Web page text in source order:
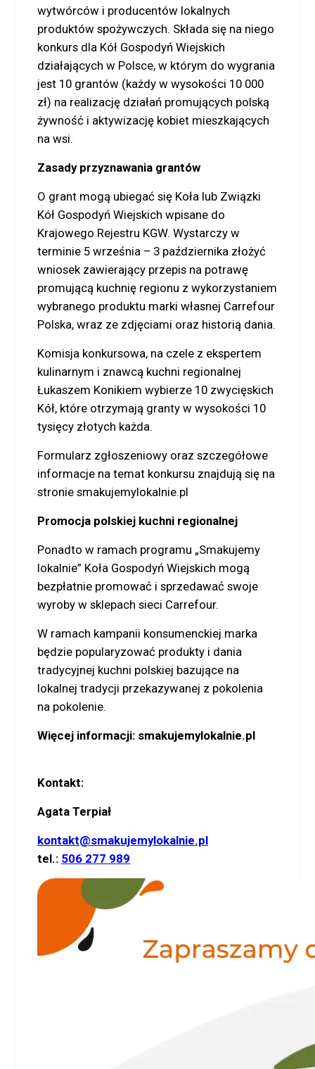
wytwórców i producentów lokalnych
produktów spożywczych. Składa się na niego
konkurs dla Kół Gospodyń Wiejskich
działających w Polsce, w którym do wygrania
jest 10 grantów (każdy w wysokości 10 000
zł) na realizację działań promujących polską
żywność i aktywizację kobiet mieszkających
na wsi.
Zasady przyznawania grantów
O grant mogą ubiegać się Koła lub Związki
Kół Gospodyń Wiejskich wpisane do
Krajowego Rejestru KGW. Wystarczy w
terminie 5 września – 3 października złożyć
wniosek zawierający przepis na potrawę
promującą kuchnię regionu z wykorzystaniem
wybranego produktu marki własnej Carrefour
Polska, wraz ze zdjęciami oraz historią dania.
Komisja konkursowa, na czele z ekspertem
kulinarnym i znawcą kuchni regionalnej
Łukaszem Konikiem wybierze 10 zwycięskich
Kół, które otrzymają granty w wysokości 10
tysięcy złotych każda.
Formularz zgłoszeniowy oraz szczegółowe
informacje na temat konkursu znajdują się na
stronie smakujemylokalnie.pl
Promocja polskiej kuchni regionalnej
Ponadto w ramach programu „Smakujemy
lokalnie” Koła Gospodyń Wiejskich mogą
bezpłatnie promować i sprzedawać swoje
wyroby w sklepach sieci Carrefour.
W ramach kampanii konsumenckiej marka
będzie popularyzować produkty i dania
tradycyjnej kuchni polskiej bazujące na
lokalnej tradycji przekazywanej z pokolenia
na pokolenie.
Więcej informacji: smakujemylokalnie.pl
Kontakt:
Agata Terpiał
kontakt@smakujemylokalnie.pl
tel.: 506 277 989